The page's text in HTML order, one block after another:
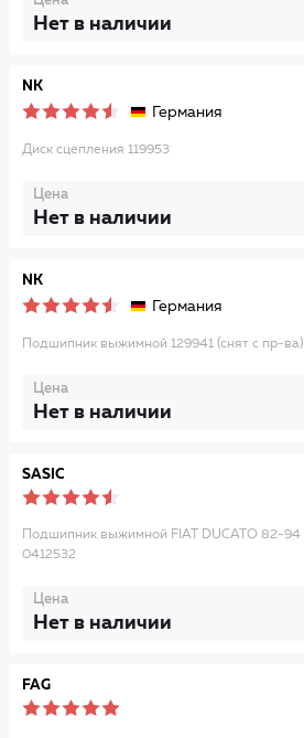
Нет в наличии
NK
Германия
Диск сцепления 119953
Цена
Нет в наличии
NK
Германия
Подшипник выжимной 129941 (снят с пр-ва)
Цена
Нет в наличии
SASIC
Подшипник выжимной FIAT DUCATO 82-94
0412532
Цена
Нет в наличии
FAG